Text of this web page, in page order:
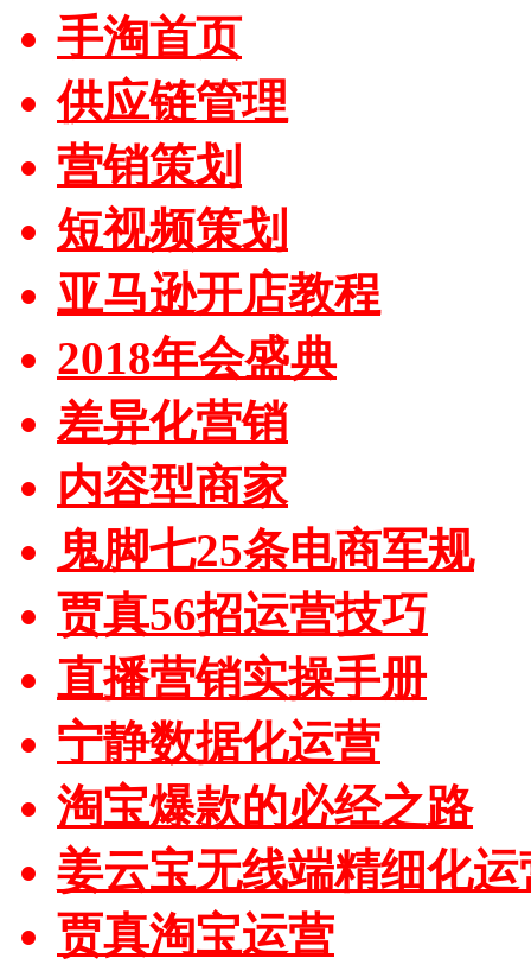
手淘首页
供应链管理
营销策划
短视频策划
亚马逊开店教程
2018年会盛典
差异化营销
内容型商家
鬼脚七25条电商军规
贾真56招运营技巧
直播营销实操手册
宁静数据化运营
淘宝爆款的必经之路
姜云宝无线端精细化运
贾真淘宝运营